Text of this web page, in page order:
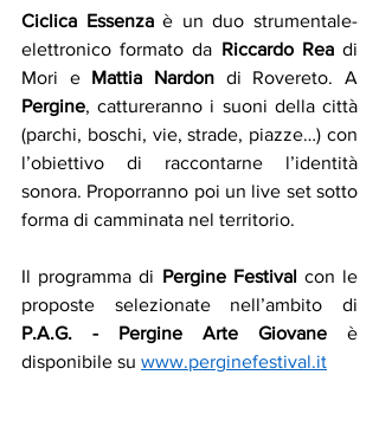
Ciclica Essenza è un duo strumentale-
elettronico formato da Riccardo Rea di
Mori e Mattia Nardon
Pergine, cattureranno i suoni della città
(parchi, boschi, vie, strade, piazze…) con
l’obiettivo di raccontarne l’identità
sonora. Proporranno poi un live set sotto
forma di camminata nel territorio.
Il programma di Pergine Festival con le
P.A.G. - Pergine Arte Giovane è
disponibile su www.perginefestival.it